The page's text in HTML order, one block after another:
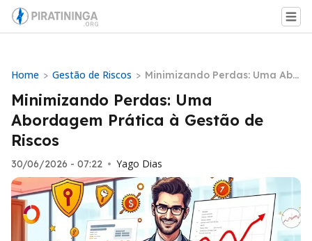
Home > Gestão de Riscos > Minimizando Perdas: Uma Abo
rdagem Prática à Gestão de R
iscos
Minimizando Perdas: Uma
Abordagem Prática à Gestão de
Riscos
30/06/2026 - 07:22 • Yago Dias